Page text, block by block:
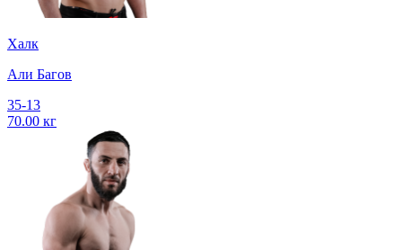
Халк
Али Багов
35-13
70.00 кг